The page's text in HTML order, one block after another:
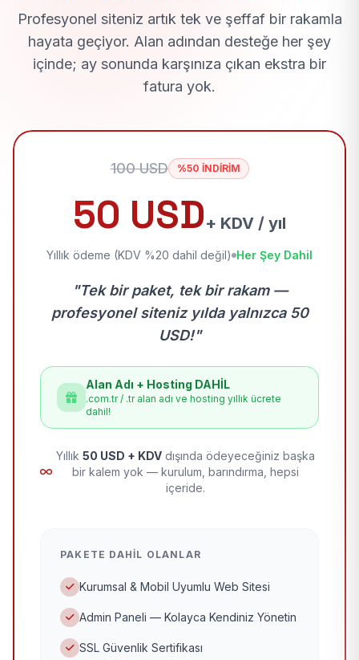
Profesyonel siteniz artık tek ve şeffaf bir rakamla
hayata geçiyor. Alan adından desteğe her şey
içinde; ay sonunda karşınıza çıkan ekstra bir
fatura yok.
100 USD %50 İNDİRİM
50 USD+ KDV / yıl
Yıllık ödeme (KDV %20 dahil değil) Her Şey Dahil
"Tek bir paket, tek bir rakam —
profesyonel siteniz yılda yalnızca 50
USD!"
Alan Adı + Hosting DAHİL
.com.tr / .tr alan adı ve hosting yıllık ücrete
dahil!
Yıllık 50 USD + KDV dışında ödeyeceğiniz başka
bir kalem yok — kurulum, barındırma, hepsi
içeride.
PAKETE DAHIL OLANLAR
Kurumsal & Mobil Uyumlu Web Sitesi
Admin Paneli — Kolayca Kendiniz Yönetin
SSL Güvenlik Sertifikası